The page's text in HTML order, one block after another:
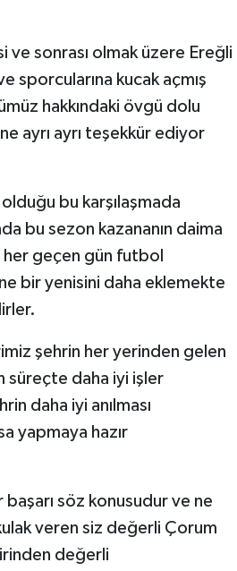
ve sonrası olmak üzere Ereğli
sporcularına kucak açmış
hakkındaki övgü dolu
ayrı ayrı teşekkür ediyor
olduğu bu karşılaşmada
bu sezon kazananın daima
geçen gün futbol
bir yenisini daha eklemekte
şehrin her yerinden gelen
süreçte daha iyi işler
daha iyi anılması
yapmaya hazır
söz konusudur ve ne
veren siz değerli Çorum
değerli